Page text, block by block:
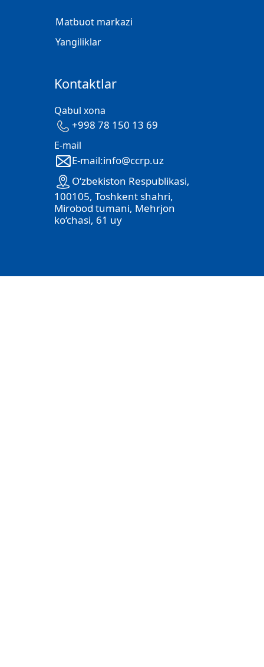
Matbuot markazi
Yangiliklar
Kontaktlar
Qabul xona
+998 78 150 13 69
E-mail
E-mail:info@ccrp.uz
O‘zbekiston Respublikasi,
100105, Toshkent shahri,
Mirobod tumani, Mehrjon
ko‘chasi, 61 uy